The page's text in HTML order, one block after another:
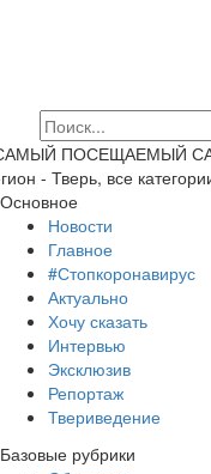
ПОСЕЩАЕМЫЙ
- Тверь, все
Основное
Новости
Главное
#Стопкоронавирус
Актуально
Хочу сказать
Интервью
Эксклюзив
Репортаж
Твериведение
Базовые рубрики